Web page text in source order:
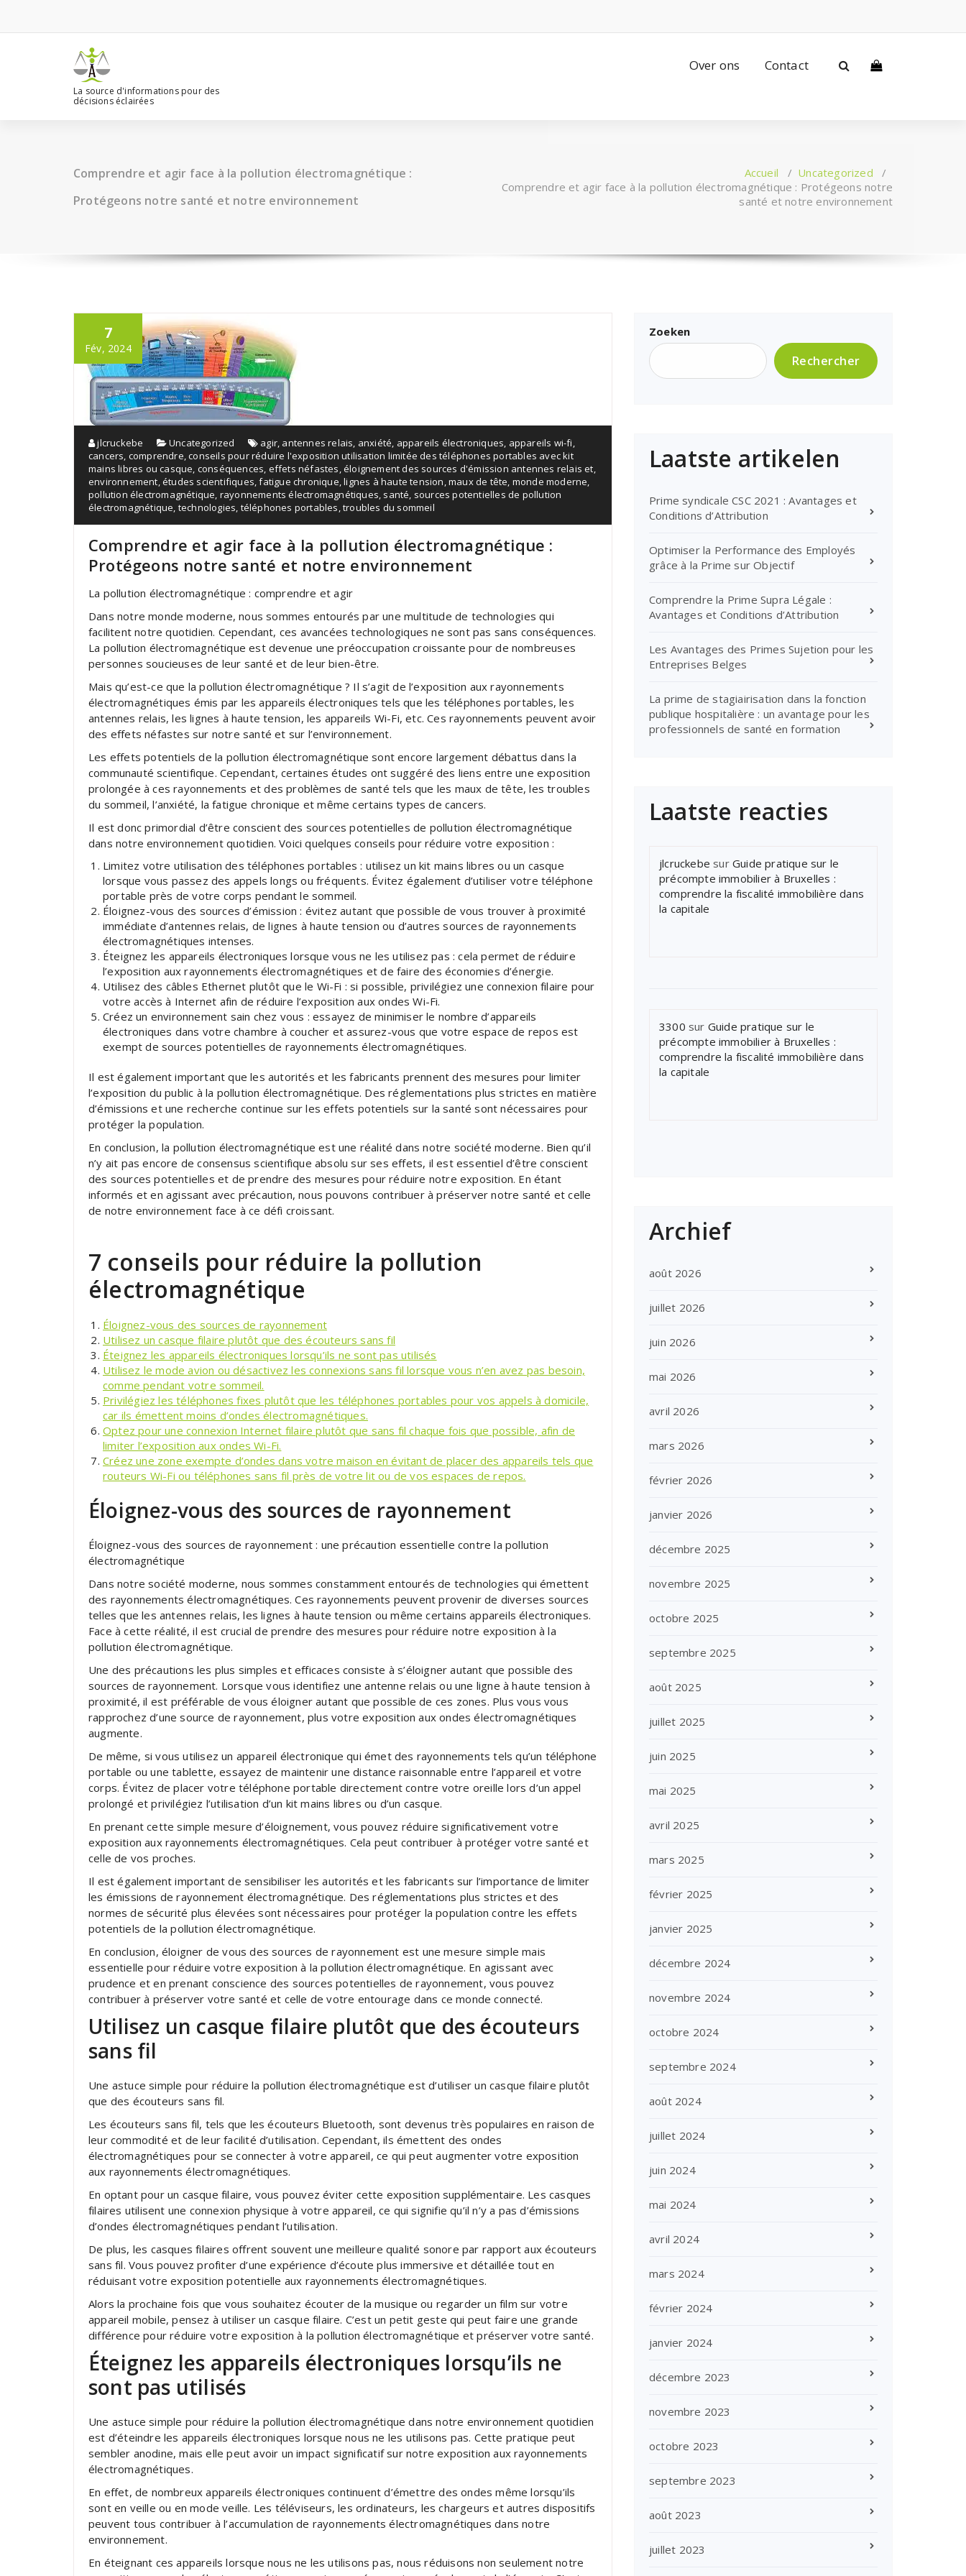
contenu
La source d'informations pour des
décisions éclairées
Over ons Contact
Comprendre et agir face à la pollution électromagnétique :
Protégeons notre santé et notre environnement
Accueil / Uncategorized /
Comprendre et agir face à la pollution électromagnétique : Protégeons notre
santé et notre environnement
7
Fév, 2024
jlcruckebe Uncategorized agir, antennes relais, anxiété, appareils électroniques, appareils wi-fi,
cancers, comprendre,conseils pour réduire l'exposition utilisation limitée des téléphones portables avec kit
mains libres ou casque, conséquences, effets néfastes,éloignement des sources d'émission antennes relais et,
environnement,études scientifiques,fatigue chronique,lignes à haute tension,maux de tête, monde moderne,
pollution électromagnétique, rayonnements électromagnétiques, santé, sources potentielles de pollution
électromagnétique, technologies, téléphones portables,troubles du sommeil
Comprendre et agir face à la pollution électromagnétique :
Protégeons notre santé et notre environnement
La pollution électromagnétique : comprendre et agir
Dans notre monde moderne, nous sommes entourés par une multitude de technologies qui
facilitent notre quotidien. Cependant, ces avancées technologiques ne sont pas sans conséquences.
La pollution électromagnétique est devenue une préoccupation croissante pour de nombreuses
personnes soucieuses de leur santé et de leur bien-être.
Mais qu’est-ce que la pollution électromagnétique ? Il s’agit de l’exposition aux rayonnements
électromagnétiques émis par les appareils électroniques tels que les téléphones portables, les
antennes relais, les lignes à haute tension, les appareils Wi-Fi, etc. Ces rayonnements peuvent avoir
des effets néfastes sur notre santé et sur l’environnement.
Les effets potentiels de la pollution électromagnétique sont encore largement débattus dans la
communauté scientifique. Cependant, certaines études ont suggéré des liens entre une exposition
prolongée à ces rayonnements et des problèmes de santé tels que les maux de tête, les troubles
du sommeil, l’anxiété, la fatigue chronique et même certains types de cancers.
Il est donc primordial d’être conscient des sources potentielles de pollution électromagnétique
dans notre environnement quotidien. Voici quelques conseils pour réduire votre exposition :
Limitez votre utilisation des téléphones portables : utilisez un kit mains libres ou un casque
lorsque vous passez des appels longs ou fréquents. Évitez également d’utiliser votre téléphone
portable près de votre corps pendant le sommeil.
Éloignez-vous des sources d’émission : évitez autant que possible de vous trouver à proximité
immédiate d’antennes relais, de lignes à haute tension ou d’autres sources de rayonnements
électromagnétiques intenses.
Éteignez les appareils électroniques lorsque vous ne les utilisez pas : cela permet de réduire
l’exposition aux rayonnements électromagnétiques et de faire des économies d’énergie.
Utilisez des câbles Ethernet plutôt que le Wi-Fi : si possible, privilégiez une connexion filaire pour
votre accès à Internet afin de réduire l’exposition aux ondes Wi-Fi.
Créez un environnement sain chez vous : essayez de minimiser le nombre d’appareils
électroniques dans votre chambre à coucher et assurez-vous que votre espace de repos est
exempt de sources potentielles de rayonnements électromagnétiques.
Il est également important que les autorités et les fabricants prennent des mesures pour limiter
l’exposition du public à la pollution électromagnétique. Des réglementations plus strictes en matière
d’émissions et une recherche continue sur les effets potentiels sur la santé sont nécessaires pour
protéger la population.
En conclusion, la pollution électromagnétique est une réalité dans notre société moderne. Bien qu’il
n’y ait pas encore de consensus scientifique absolu sur ses effets, il est essentiel d’être conscient
des sources potentielles et de prendre des mesures pour réduire notre exposition. En étant
informés et en agissant avec précaution, nous pouvons contribuer à préserver notre santé et celle
de notre environnement face à ce défi croissant.
7 conseils pour réduire la pollution
électromagnétique
Éloignez-vous des sources de rayonnement
Utilisez un casque filaire plutôt que des écouteurs sans fil
Éteignez les appareils électroniques lorsqu’ils ne sont pas utilisés
Utilisez le mode avion ou désactivez les connexions sans fil lorsque vous n’en avez pas besoin,
comme pendant votre sommeil.
Privilégiez les téléphones fixes plutôt que les téléphones portables pour vos appels à domicile,
car ils émettent moins d’ondes électromagnétiques.
Optez pour une connexion Internet filaire plutôt que sans fil chaque fois que possible, afin de
limiter l’exposition aux ondes Wi-Fi.
Créez une zone exempte d’ondes dans votre maison en évitant de placer des appareils tels que
routeurs Wi-Fi ou téléphones sans fil près de votre lit ou de vos espaces de repos.
Éloignez-vous des sources de rayonnement
Éloignez-vous des sources de rayonnement : une précaution essentielle contre la pollution
électromagnétique
Dans notre société moderne, nous sommes constamment entourés de technologies qui émettent
des rayonnements électromagnétiques. Ces rayonnements peuvent provenir de diverses sources
telles que les antennes relais, les lignes à haute tension ou même certains appareils électroniques.
Face à cette réalité, il est crucial de prendre des mesures pour réduire notre exposition à la
pollution électromagnétique.
Une des précautions les plus simples et efficaces consiste à s’éloigner autant que possible des
sources de rayonnement. Lorsque vous identifiez une antenne relais ou une ligne à haute tension à
proximité, il est préférable de vous éloigner autant que possible de ces zones. Plus vous vous
rapprochez d’une source de rayonnement, plus votre exposition aux ondes électromagnétiques
augmente.
De même, si vous utilisez un appareil électronique qui émet des rayonnements tels qu’un téléphone
portable ou une tablette, essayez de maintenir une distance raisonnable entre l’appareil et votre
corps. Évitez de placer votre téléphone portable directement contre votre oreille lors d’un appel
prolongé et privilégiez l’utilisation d’un kit mains libres ou d’un casque.
En prenant cette simple mesure d’éloignement, vous pouvez réduire significativement votre
exposition aux rayonnements électromagnétiques. Cela peut contribuer à protéger votre santé et
celle de vos proches.
Il est également important de sensibiliser les autorités et les fabricants sur l’importance de limiter
les émissions de rayonnement électromagnétique. Des réglementations plus strictes et des
normes de sécurité plus élevées sont nécessaires pour protéger la population contre les effets
potentiels de la pollution électromagnétique.
En conclusion, éloigner de vous des sources de rayonnement est une mesure simple mais
essentielle pour réduire votre exposition à la pollution électromagnétique. En agissant avec
prudence et en prenant conscience des sources potentielles de rayonnement, vous pouvez
contribuer à préserver votre santé et celle de votre entourage dans ce monde connecté.
Utilisez un casque filaire plutôt que des écouteurs
sans fil
Une astuce simple pour réduire la pollution électromagnétique est d’utiliser un casque filaire plutôt
que des écouteurs sans fil.
Les écouteurs sans fil, tels que les écouteurs Bluetooth, sont devenus très populaires en raison de
leur commodité et de leur facilité d’utilisation. Cependant, ils émettent des ondes
électromagnétiques pour se connecter à votre appareil, ce qui peut augmenter votre exposition
aux rayonnements électromagnétiques.
En optant pour un casque filaire, vous pouvez éviter cette exposition supplémentaire. Les casques
filaires utilisent une connexion physique à votre appareil, ce qui signifie qu’il n’y a pas d’émissions
d’ondes électromagnétiques pendant l’utilisation.
De plus, les casques filaires offrent souvent une meilleure qualité sonore par rapport aux écouteurs
sans fil. Vous pouvez profiter d’une expérience d’écoute plus immersive et détaillée tout en
réduisant votre exposition potentielle aux rayonnements électromagnétiques.
Alors la prochaine fois que vous souhaitez écouter de la musique ou regarder un film sur votre
appareil mobile, pensez à utiliser un casque filaire. C’est un petit geste qui peut faire une grande
différence pour réduire votre exposition à la pollution électromagnétique et préserver votre santé.
Éteignez les appareils électroniques lorsqu’ils ne
sont pas utilisés
Une astuce simple pour réduire la pollution électromagnétique dans notre environnement quotidien
est d’éteindre les appareils électroniques lorsque nous ne les utilisons pas. Cette pratique peut
sembler anodine, mais elle peut avoir un impact significatif sur notre exposition aux rayonnements
électromagnétiques.
En effet, de nombreux appareils électroniques continuent d’émettre des ondes même lorsqu’ils
sont en veille ou en mode veille. Les téléviseurs, les ordinateurs, les chargeurs et autres dispositifs
peuvent tous contribuer à l’accumulation de rayonnements électromagnétiques dans notre
environnement.
En éteignant ces appareils lorsque nous ne les utilisons pas, nous réduisons non seulement notre
Zoeken
Rechercher
Laatste artikelen
Prime syndicale CSC 2021 : Avantages et
Conditions d’Attribution
Optimiser la Performance des Employés
grâce à la Prime sur Objectif
Comprendre la Prime Supra Légale :
Avantages et Conditions d’Attribution
Les Avantages des Primes Sujetion pour les
Entreprises Belges
La prime de stagiairisation dans la fonction
publique hospitalière : un avantage pour les
professionnels de santé en formation
Laatste reacties
jlcruckebe sur Guide pratique sur le
précompte immobilier à Bruxelles :
comprendre la fiscalité immobilière dans
la capitale
3300 sur Guide pratique sur le
précompte immobilier à Bruxelles :
comprendre la fiscalité immobilière dans
la capitale
Archief
août 2026
juillet 2026
juin 2026
mai 2026
avril 2026
mars 2026
février 2026
janvier 2026
décembre 2025
novembre 2025
octobre 2025
septembre 2025
août 2025
juillet 2025
juin 2025
mai 2025
avril 2025
mars 2025
février 2025
janvier 2025
décembre 2024
novembre 2024
octobre 2024
septembre 2024
août 2024
juillet 2024
juin 2024
mai 2024
avril 2024
mars 2024
février 2024
janvier 2024
décembre 2023
novembre 2023
octobre 2023
septembre 2023
août 2023
juillet 2023